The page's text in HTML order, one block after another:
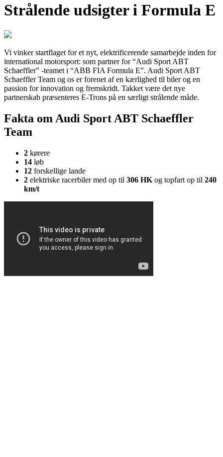
Strålende udsigter i Formula E
Vi vinker startflaget for et nyt, elektrificerende samarbejde inden for
international motorsport: som partner for “Audi Sport ABT
Schaeffler” -teamet i “ABB FIA Formula E”. Audi Sport ABT
Schaeffler Team og os er forenet af en kærlighed til biler og en
passion for innovation og fremskridt. Takket være det nye
partnerskab præsenteres E-Trons på en særligt strålende måde.
Fakta om Audi Sport ABT Schaeffler
Team
2 kørere
14 løb
12 forskellige lande
2 elektriske racerbiler med op til 306 HK og topfart op til 240
km/t